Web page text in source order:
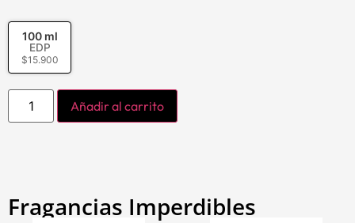
100 ml
EDP
$15.900
Añadir al carrito
Fragancias Imperdibles